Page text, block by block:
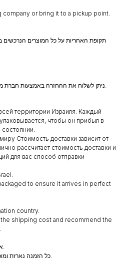
company or bring it to a pickup point.
ניתן לשלוח את ההחזרה באמצעות חברת משלוחים או להביא באופן אישי לנקודת איסוף.
территории Израиля. Каждый
упаковывается, чтобы он прибыл в
Стоимость доставки зависит от
рассчитает стоимость доставки и
для вас способ отправки
to ensure it arrives in perfect
country.
shipping cost and recommend the
אנו מציעים משלוח עד הבית בכל רחבי ישראל.
כל הזמנה נארזת ומוכנה בקפידה כדי שתגיע אליכם במצב מושלם.